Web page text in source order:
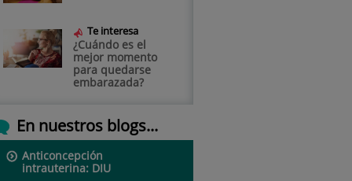
Te interesa
¿Cuándo es el
mejor momento
para quedarse
embarazada?
En nuestros blogs...
Anticoncepción
intrauterina: DIU